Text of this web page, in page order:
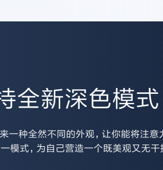
全新深色模
一种全然不同的外观，让你能将注
模式，为自己营造一个既美观又无